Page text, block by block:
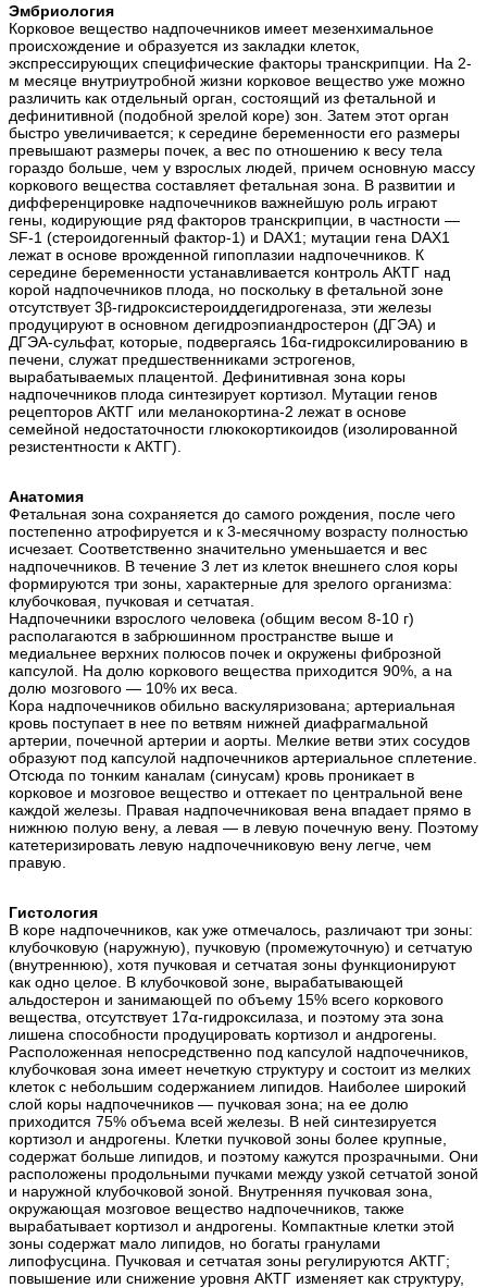
Эмбриология
Корковое вещество надпочечников имеет мезенхимальное
происхождение и образуется из закладки клеток,
экспрессирующих специфические факторы транскрипции. На 2-
м месяце внутриутробной жизни корковое вещество уже можно
различить как отдельный орган, состоящий из фетальной и
дефинитивной (подобной зрелой коре) зон. Затем этот орган
быстро увеличивается; к середине беременности его размеры
превышают размеры почек, а вес по отношению к весу тела
гораздо больше, чем у взрослых людей, причем основную массу
коркового вещества составляет фетальная зона. В развитии и
дифференцировке надпочечников важнейшую роль играют
гены, кодирующие ряд факторов транскрипции, в частности —
SF-1 (стероидогенный фактор-1) и DAX1; мутации гена DAX1
лежат в основе врожденной гипоплазии надпочечников. К
середине беременности устанавливается контроль АКТГ над
корой надпочечников плода, но поскольку в фетальной зоне
отсутствует 3β-гидроксистероиддегидрогеназа, эти железы
продуцируют в основном дегидроэпиандростерон (ДГЭА) и
ДГЭА-сульфат, которые, подвергаясь 16α-гидроксилированию в
печени, служат предшественниками эстрогенов,
вырабатываемых плацентой. Дефинитивная зона коры
надпочечников плода синтезирует кортизол. Мутации генов
рецепторов АКТГ или меланокортина-2 лежат в основе
семейной недостаточности глюкокортикоидов (изолированной
резистентности к АКТГ).
Анатомия
Фетальная зона сохраняется до самого рождения, после чего
постепенно атрофируется и к 3-месячному возрасту полностью
исчезает. Соответственно значительно уменьшается и вес
надпочечников. В течение 3 лет из клеток внешнего слоя коры
формируются три зоны, характерные для зрелого организма:
клубочковая, пучковая и сетчатая.
Надпочечники взрослого человека (общим весом 8-10 г)
располагаются в забрюшинном пространстве выше и
медиальнее верхних полюсов почек и окружены фиброзной
капсулой. На долю коркового вещества приходится 90%, а на
долю мозгового — 10% их веса.
Кора надпочечников обильно васкуляризована; артериальная
кровь поступает в нее по ветвям нижней диафрагмальной
артерии, почечной артерии и аорты. Мелкие ветви этих сосудов
образуют под капсулой надпочечников артериальное сплетение.
Отсюда по тонким каналам (синусам) кровь проникает в
корковое и мозговое вещество и оттекает по центральной вене
каждой железы. Правая надпочечниковая вена впадает прямо в
нижнюю полую вену, а левая — в левую почечную вену. Поэтому
катетеризировать левую надпочечниковую вену легче, чем
правую.
Гистология
В коре надпочечников, как уже отмечалось, различают три зоны:
клубочковую (наружную), пучковую (промежуточную) и сетчатую
(внутреннюю), хотя пучковая и сетчатая зоны функционируют
как одно целое. В клубочковой зоне, вырабатывающей
альдостерон и занимающей по объему 15% всего коркового
вещества, отсутствует 17α-гидроксилаза, и поэтому эта зона
лишена способности продуцировать кортизол и андрогены.
Расположенная непосредственно под капсулой надпочечников,
клубочковая зона имеет нечеткую структуру и состоит из мелких
клеток с небольшим содержанием липидов. Наиболее широкий
слой коры надпочечников — пучковая зона; на ее долю
приходится 75% объема всей железы. В ней синтезируется
кортизол и андрогены. Клетки пучковой зоны более крупные,
содержат больше липидов, и поэтому кажутся прозрачными. Они
расположены продольными пучками между узкой сетчатой зоной
и наружной клубочковой зоной. Внутренняя пучковая зона,
окружающая мозговое вещество надпочечников, также
вырабатывает кортизол и андрогены. Компактные клетки этой
зоны содержат мало липидов, но богаты гранулами
липофусцина. Пучковая и сетчатая зоны регулируются АКТГ;
повышение или снижение уровня АКТГ изменяет как структуру,